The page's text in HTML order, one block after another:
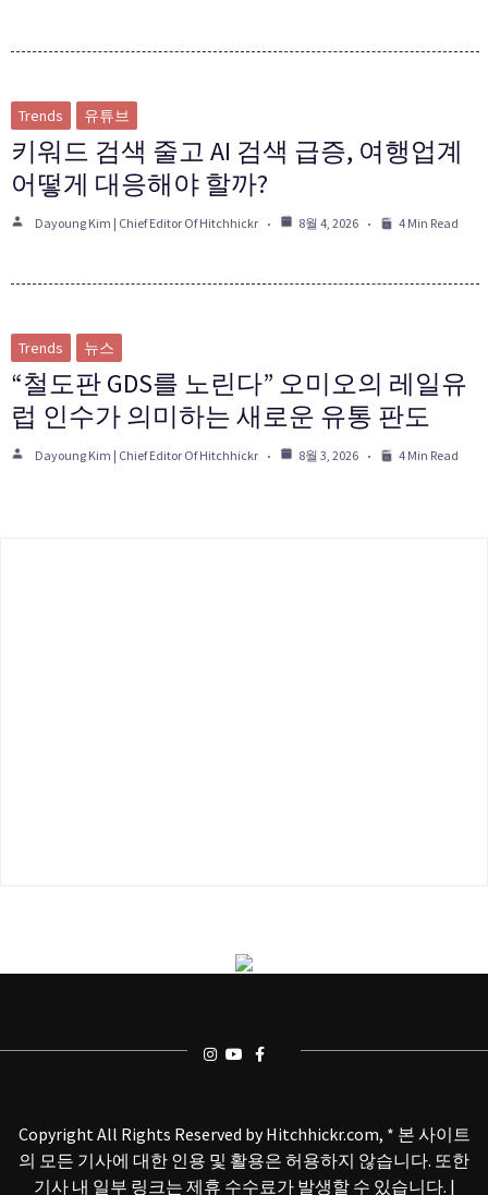
Trends 유튜브
키워드 검색 줄고 AI 검색 급증, 여행업계
어떻게 대응해야 할까?
Dayoung Kim | Chief Editor Of Hitchhickr 8월 4, 2026 4 Min Read
Trends 뉴스
“철도판 GDS를 노린다” 오미오의 레일유
럽 인수가 의미하는 새로운 유통 판도
Dayoung Kim | Chief Editor Of Hitchhickr 8월 3, 2026 4 Min Read
Copyright All Rights Reserved by Hitchhickr.com, * 본 사이트
의 모든 기사에 대한 인용 및 활용은 허용하지 않습니다. 또한
기사 내 일부 링크는 제휴 수수료가 발생할 수 있습니다. |